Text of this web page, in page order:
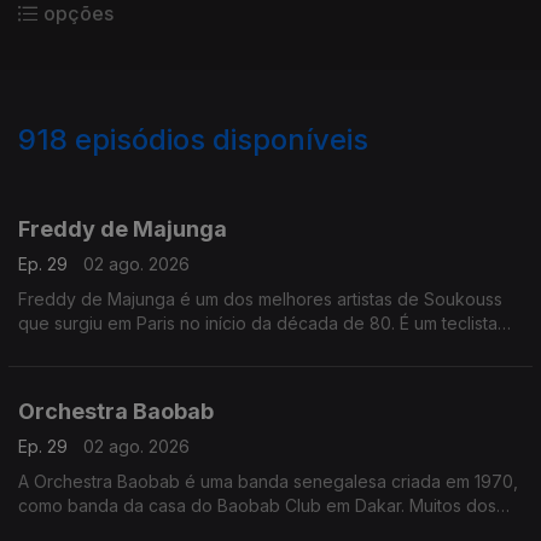
opções
918 episódios disponíveis
Freddy de Majunga
Ep. 29
02 ago. 2026
Freddy de Majunga é um dos melhores artistas de Soukouss
que surgiu em Paris no início da década de 80. É um teclista
Orchestra Baobab
Ep. 29
02 ago. 2026
A Orchestra Baobab é uma banda senegalesa criada em 1970,
como banda da casa do Baobab Club em Dakar. Muitos dos